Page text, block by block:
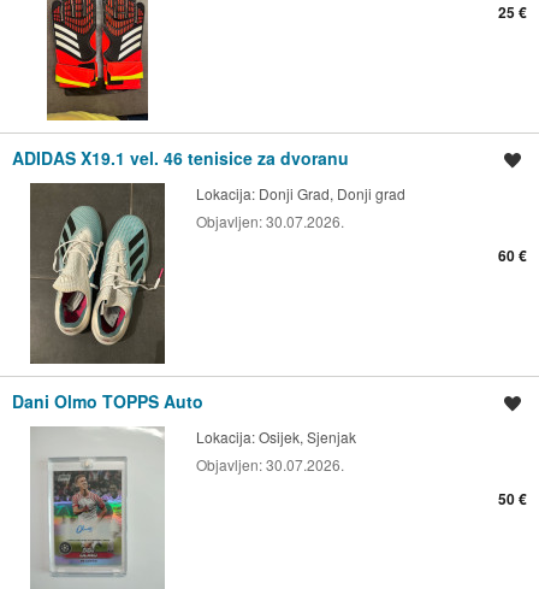
25 €
ADIDAS X19.1 vel. 46 tenisice za dvoranu
Lokacija: Donji Grad, Donji grad
Objavljen:30.07.2026.
60 €
Dani Olmo TOPPS Auto
Lokacija:Osijek, Sjenjak
Objavljen:30.07.2026.
50 €